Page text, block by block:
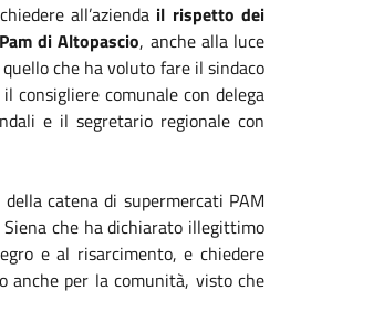
all’azienda il rispetto dei
Pam di Altopascio, anche alla luce
che ha voluto fare il sindaco
consigliere comunale con delega
e il segretario regionale con
catena di supermercati PAM
che ha dichiarato illegittimo
e al risarcimento, e chiedere
anche per la comunità, visto che